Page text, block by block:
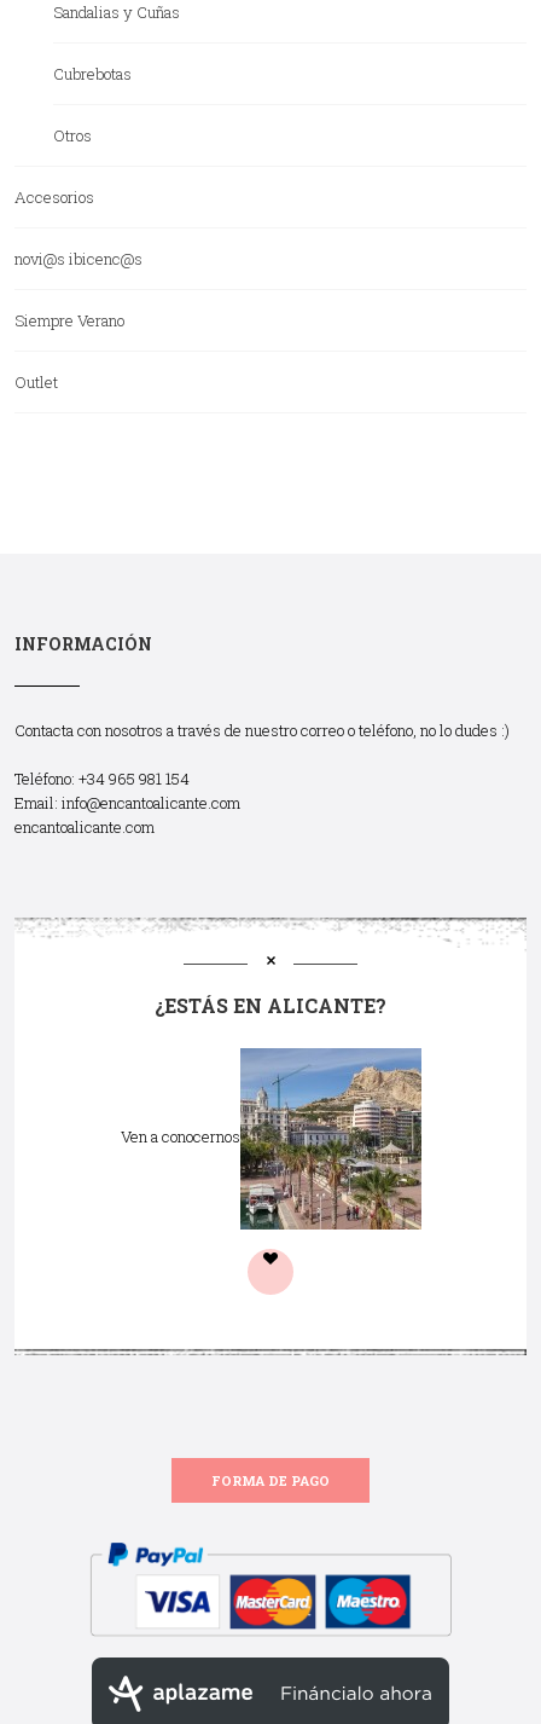
Sandalias y Cuñas
Cubrebotas
Otros
Accesorios
novi@s ibicenc@s
Siempre Verano
Outlet
INFORMACIÓN
Contacta con nosotros a través de nuestro correo o teléfono, no lo dudes :)
Teléfono: +34 965 981 154
Email: info@encantoalicante.com
encantoalicante.com
¿ESTÁS EN ALICANTE?
Ven a conocernos
FORMA DE PAGO